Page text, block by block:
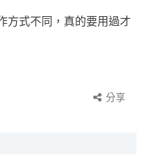
方式不同，真的要用過才
分享